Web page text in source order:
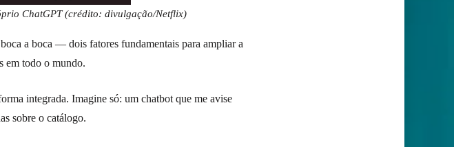
ChatGPT (crédito: divulgação/Netflix)
a boca — dois fatores fundamentais para ampliar a
em todo o mundo.
integrada. Imagine só: um chatbot que me avise
sobre o catálogo.